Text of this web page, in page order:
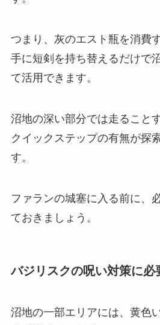
つまり、灰のエスト瓶を消費
手に短剣を持ち替えるだけで
て活用できます。
沼地の深い部分では走ること
クイックステップの有無が探
す。
ファランの城塞に入る前に、
ておきましょう。
バジリスクの呪い対策に必
沼地の一部エリアには、黄色